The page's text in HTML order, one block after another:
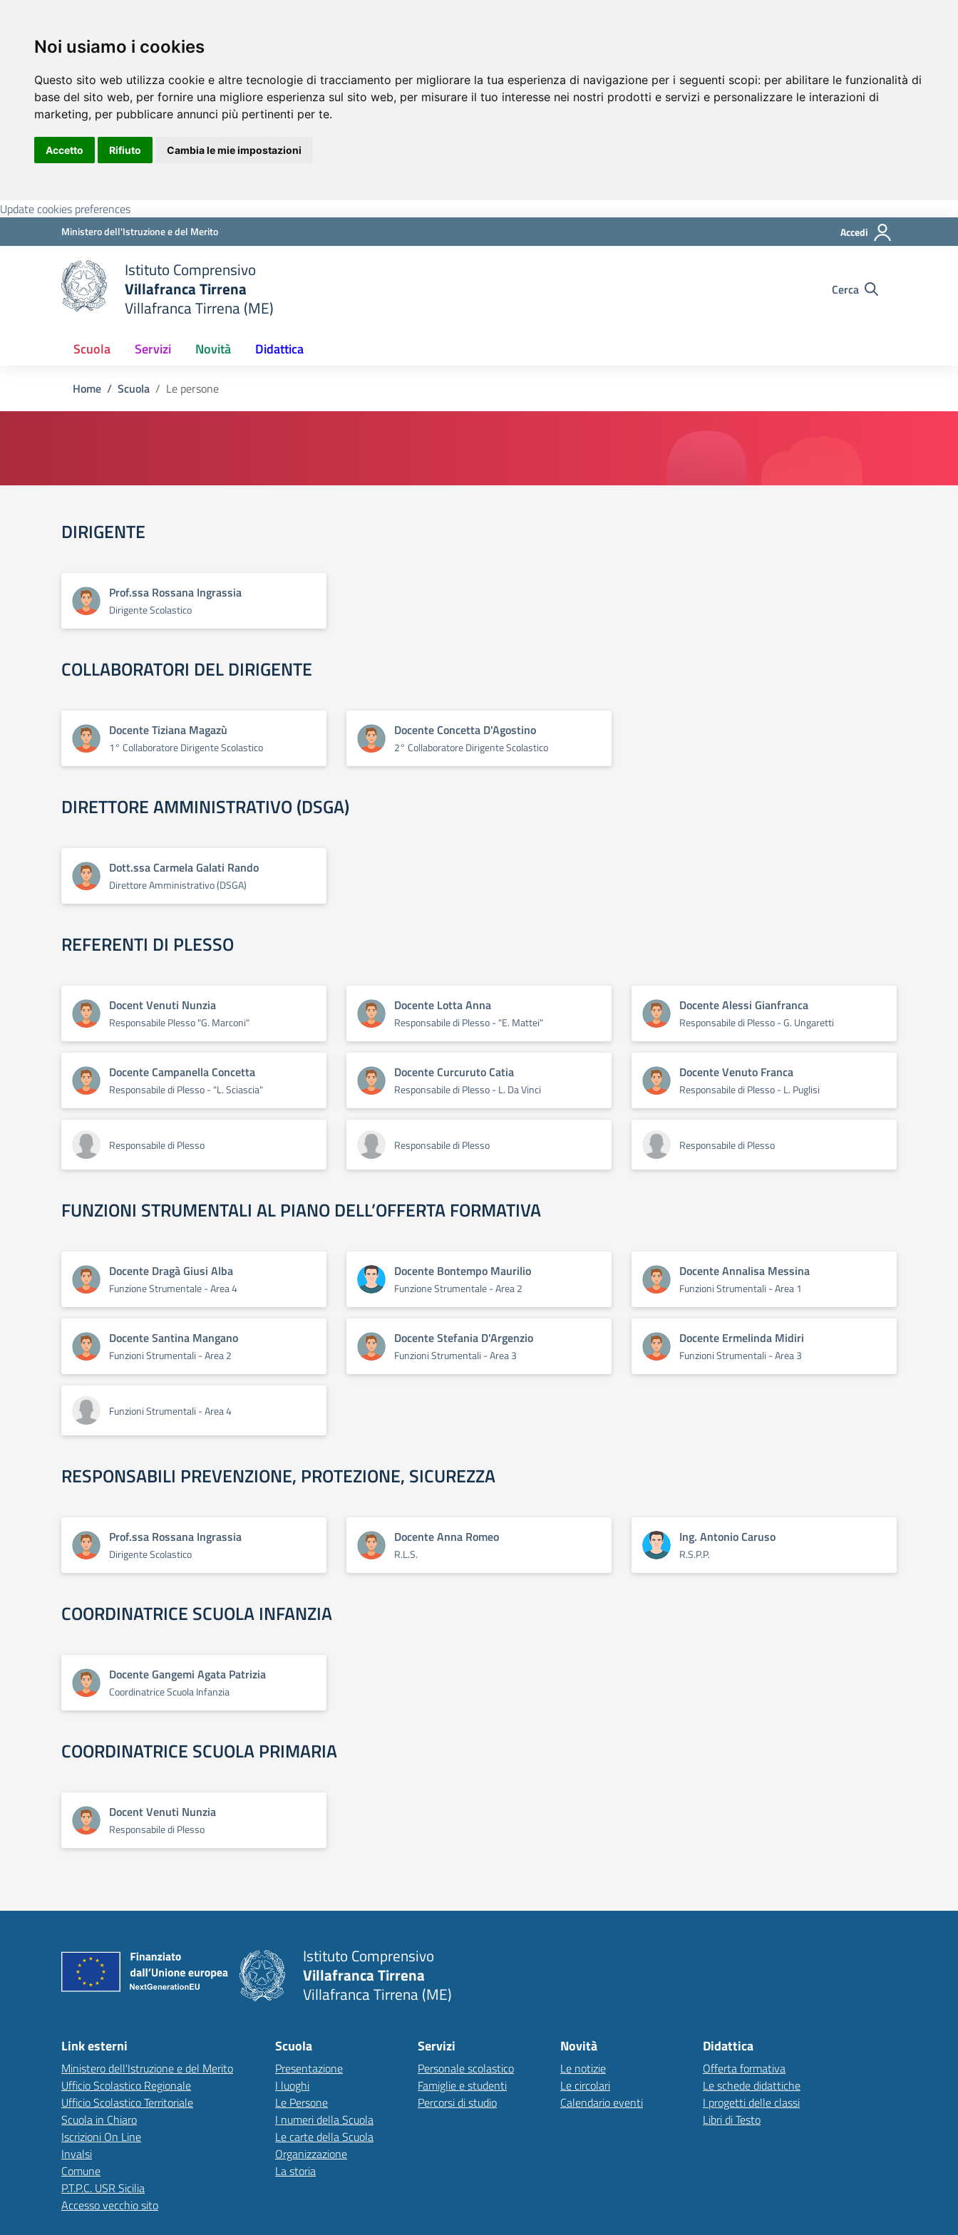
Noi usiamo i cookies
Questo sito web utilizza cookie e altre tecnologie di tracciamento per migliorare la tua esperienza di navigazione per i seguenti scopi: per abilitare le funzionalità di
base del sito web, per fornire una migliore esperienza sul sito web, per misurare il tuo interesse nei nostri prodotti e servizi e personalizzare le interazioni di
marketing, per pubblicare annunci più pertinenti per te.
Accetto Rifiuto Cambia le mie impostazioni
Update cookies preferences
Ministero dell'Istruzione e del Merito Accedi
Istituto Comprensivo
Villafranca Tirrena
Villafranca Tirrena (ME)
Cerca
Scuola Servizi Novità Didattica
Home Scuola Le persone
DIRIGENTE
Prof.ssa Rossana Ingrassia
Dirigente Scolastico
COLLABORATORI DEL DIRIGENTE
Docente Tiziana Magazù
1° Collaboratore Dirigente Scolastico
Docente Concetta D'Agostino
2° Collaboratore Dirigente Scolastico
DIRETTORE AMMINISTRATIVO (DSGA)
Dott.ssa Carmela Galati Rando
Direttore Amministrativo (DSGA)
REFERENTI DI PLESSO
Docent Venuti Nunzia
Responsabile Plesso "G. Marconi"
Docente Lotta Anna
Responsabile di Plesso - "E. Mattei"
Docente Alessi Gianfranca
Responsabile di Plesso - G. Ungaretti
Docente Campanella Concetta
Responsabile di Plesso - "L. Sciascia"
Docente Curcuruto Catia
Responsabile di Plesso - L. Da Vinci
Docente Venuto Franca
Responsabile di Plesso - L. Puglisi
Responsabile di Plesso Responsabile di Plesso Responsabile di Plesso
FUNZIONI STRUMENTALI AL PIANO DELL’OFFERTA FORMATIVA
Docente Dragà Giusi Alba
Funzione Strumentale - Area 4
Docente Bontempo Maurilio
Funzione Strumentale - Area 2
Docente Annalisa Messina
Funzioni Strumentali - Area 1
Docente Santina Mangano
Funzioni Strumentali - Area 2
Docente Stefania D'Argenzio
Funzioni Strumentali - Area 3
Docente Ermelinda Midiri
Funzioni Strumentali - Area 3
Funzioni Strumentali - Area 4
RESPONSABILI PREVENZIONE, PROTEZIONE, SICUREZZA
Prof.ssa Rossana Ingrassia
Dirigente Scolastico
Docente Anna Romeo
R.L.S.
Ing. Antonio Caruso
R.S.P.P.
COORDINATRICE SCUOLA INFANZIA
Docente Gangemi Agata Patrizia
Coordinatrice Scuola Infanzia
COORDINATRICE SCUOLA PRIMARIA
Docent Venuti Nunzia
Responsabile di Plesso
Istituto Comprensivo
Villafranca Tirrena
Villafranca Tirrena (ME)
Link esterni
Ministero dell'Istruzione e del Merito
Ufficio Scolastico Regionale
Ufficio Scolastico Territoriale
Scuola in Chiaro
Iscrizioni On Line
Invalsi
Comune
P.T.P.C. USR Sicilia
Accesso vecchio sito
Scuola
Presentazione
I luoghi
Le Persone
I numeri della Scuola
Le carte della Scuola
Organizzazione
La storia
Servizi
Personale scolastico
Famiglie e studenti
Percorsi di studio
Novità
Le notizie
Le circolari
Calendario eventi
Didattica
Offerta formativa
Le schede didattiche
I progetti delle classi
Libri di Testo